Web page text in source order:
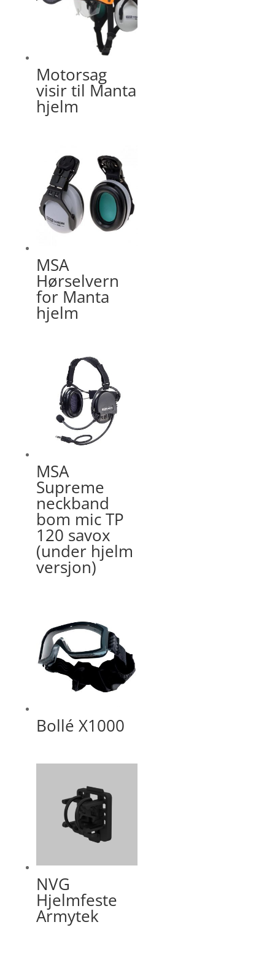
Motorsag
visir til Manta
hjelm
MSA
Hørselvern
for Manta
hjelm
MSA
Supreme
neckband
bom mic TP
120 savox
(under hjelm
versjon)
Bollé X1000
NVG
Hjelmfeste
Armytek